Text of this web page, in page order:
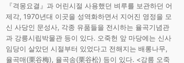
『격몽요결』과 어린시절 사용했던 벼루를 보관하던 어
제각, 1970년대 이곳을 성역화하면서 지어진 영정을 모
신 사당인 문성사, 각종 유품들을 전시하는 율곡기념관
과 강릉시립박물관 등이 있다. 오죽헌 앞 마당에는 신사
임당이 살았던 시절부터 있었다고 전해지는 배롱나무,
율곡매(栗谷梅), 율곡송(栗谷松) 등이 있다. <강릉 오죽